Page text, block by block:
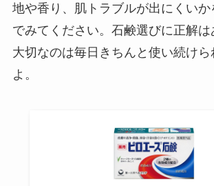
地や香り、肌トラブルが出にくいか
でみてください。石鹸選びに正解は
大切なのは毎日きちんと使い続け
よ。